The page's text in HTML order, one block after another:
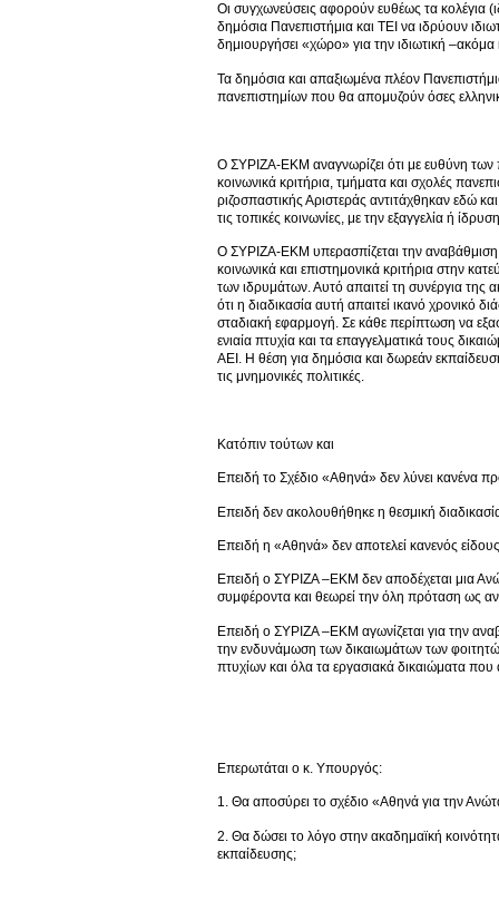
Οι συγχωνεύσεις αφορούν ευθέως τα κολέγια
δημόσια Πανεπιστήμια και ΤΕΙ να ιδρύουν
δημιουργήσει «χώρο» για την ιδιωτική
Τα δημόσια και απαξιωμένα πλέον
πανεπιστημίων που θα απομυζούν όσες
Ο ΣΥΡΙΖΑ-ΕΚΜ αναγνωρίζει ότι με ευθύνη των
κοινωνικά κριτήρια, τμήματα και σχολές
ριζοσπαστικής Αριστεράς αντιτάχθηκαν εδώ
τις τοπικές κοινωνίες, με την εξαγγελία ή
Ο ΣΥΡΙΖΑ-ΕΚΜ υπερασπίζεται την αναβάθμιση
κοινωνικά και επιστημονικά κριτήρια στην
των ιδρυμάτων. Αυτό απαιτεί τη συνέργια της
ότι η διαδικασία αυτή απαιτεί ικανό χρονικό
σταδιακή εφαρμογή. Σε κάθε περίπτωση να
ενιαία πτυχία και τα επαγγελματικά τους
ΑΕΙ. Η θέση για δημόσια και δωρεάν
τις μνημονικές πολιτικές.
Κατόπιν τούτων και
Επειδή το Σχέδιο «Αθηνά» δεν λύνει κανένα
Επειδή δεν ακολουθήθηκε η θεσμική
Επειδή η «Αθηνά» δεν αποτελεί κανενός
Επειδή ο ΣΥΡΙΖΑ –ΕΚΜ δεν αποδέχεται μια
συμφέροντα και θεωρεί την όλη πρόταση ως
Επειδή ο ΣΥΡΙΖΑ –ΕΚΜ αγωνίζεται για την
την ενδυνάμωση των δικαιωμάτων των
πτυχίων και όλα τα εργασιακά δικαιώματα
Επερωτάται ο κ. Υπουργός:
1. Θα αποσύρει το σχέδιο «Αθηνά για την
2. Θα δώσει το λόγο στην ακαδημαϊκή
εκπαίδευσης;